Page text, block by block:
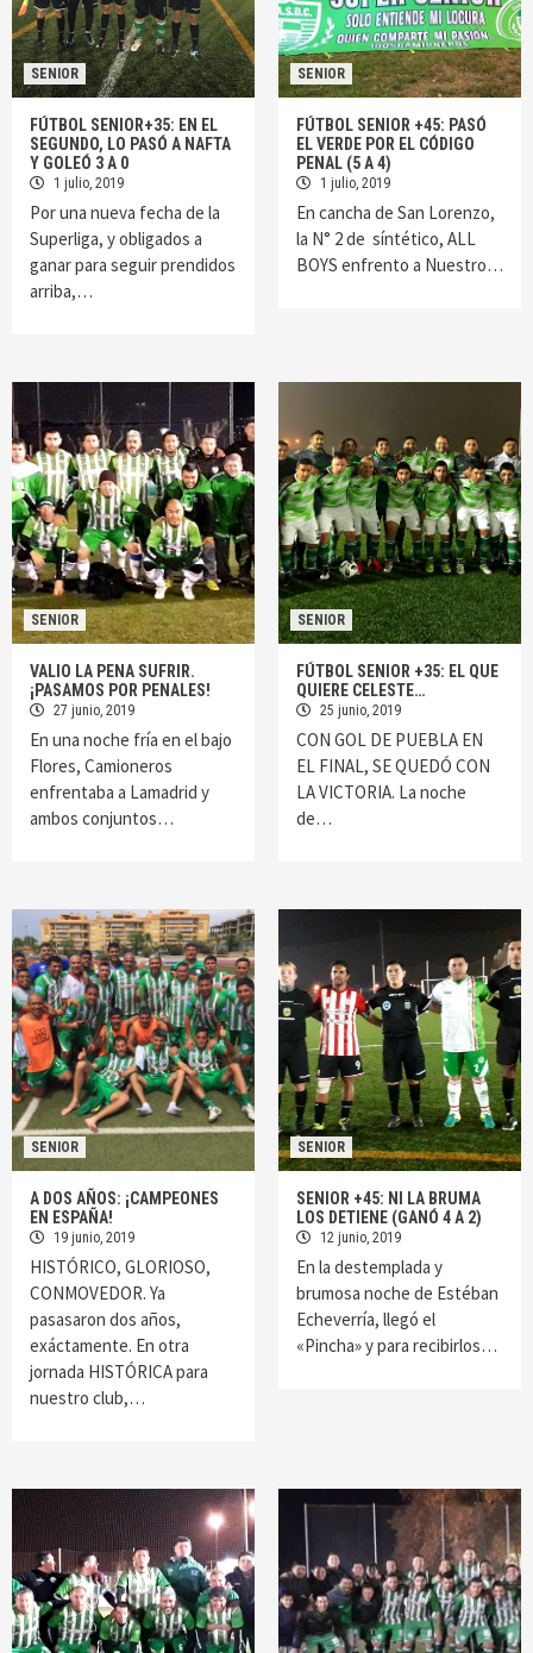
SENIOR
FÚTBOL SENIOR+35: EN EL
SEGUNDO, LO PASÓ A NAFTA
Y GOLEÓ 3 A 0
1 julio, 2019
Por una nueva fecha de la
Superliga, y obligados a
ganar para seguir prendidos
arriba,…
SENIOR
FÚTBOL SENIOR +45: PASÓ
EL VERDE POR EL CÓDIGO
PENAL (5 A 4)
1 julio, 2019
En cancha de San Lorenzo,
la N° 2 de síntético, ALL
BOYS enfrento a Nuestro…
SENIOR
VALIO LA PENA SUFRIR.
¡PASAMOS POR PENALES!
27 junio, 2019
En una noche fría en el bajo
Flores, Camioneros
enfrentaba a Lamadrid y
ambos conjuntos…
SENIOR
FÚTBOL SENIOR +35: EL QUE
QUIERE CELESTE…
25 junio, 2019
CON GOL DE PUEBLA EN
EL FINAL, SE QUEDÓ CON
LA VICTORIA. La noche
de…
SENIOR
A DOS AÑOS: ¡CAMPEONES
EN ESPAÑA!
19 junio, 2019
HISTÓRICO, GLORIOSO,
CONMOVEDOR. Ya
pasasaron dos años,
exáctamente. En otra
jornada HISTÓRICA para
nuestro club,…
SENIOR
SENIOR +45: NI LA BRUMA
LOS DETIENE (GANÓ 4 A 2)
12 junio, 2019
En la destemplada y
brumosa noche de Estéban
Echeverría, llegó el
«Pincha» y para recibirlos…